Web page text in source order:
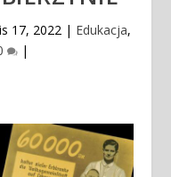
17, 2022| Edukacja,
|